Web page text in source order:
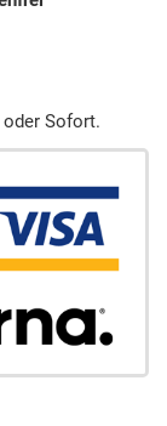
oder Sofort.